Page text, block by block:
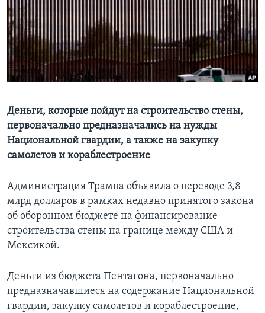
Learning English
СОЦИАЛЬНЫЕ СЕТИ
Языки
Деньги, которые пойдут на строительство стены,
первоначально предназначались на нужды
Национальной гвардии, а также на закупку
самолетов и кораблестроение
Администрация Трампа объявила о переводе 3,8
млрд долларов в рамках недавно принятого закона
об оборонном бюджете на финансирование
строительства стены на границе между США и
Мексикой.
Деньги из бюджета Пентагона, первоначально
предназначавшиеся на содержание Национальной
гвардии, закупку самолетов и кораблестроение,